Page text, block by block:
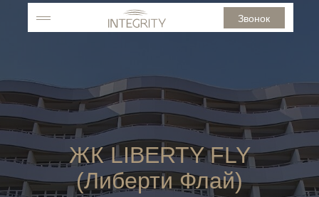
Звонок
ЖК LIBERTY FLY
(Либерти Флай)